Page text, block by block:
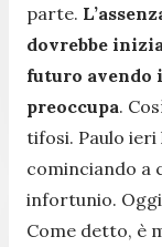
parte.
dovrebbe
futuro avendo
preoccupa.
tifosi. Paulo
cominciando a
infortunio.
Come detto, è